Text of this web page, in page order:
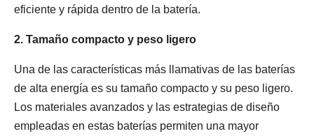
eficiente y rápida dentro de la batería.
2. Tamaño compacto y peso ligero
Una de las características más llamativas de las baterías
de alta energía es su tamaño compacto y su peso ligero.
Los materiales avanzados y las estrategias de diseño
empleadas en estas baterías permiten una mayor